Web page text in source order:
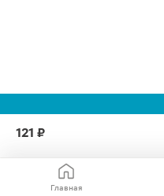
121 ₽
Главная